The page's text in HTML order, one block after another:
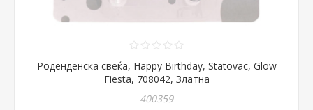
Роденденска свеќа, Happy Birthday, Statovac, Glow
Fiesta, 708042, Златна
400359